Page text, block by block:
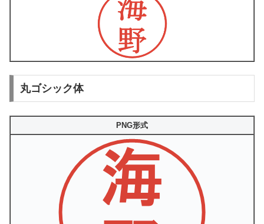
丸ゴシック体
PNG形式